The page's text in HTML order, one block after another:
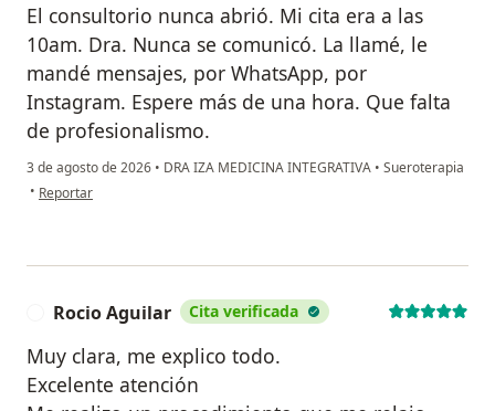
El consultorio nunca abrió. Mi cita era a las
10am. Dra. Nunca se comunicó. La llamé, le
mandé mensajes, por WhatsApp, por
Instagram. Espere más de una hora. Que falta
de profesionalismo.
3 de agosto de 2026 • DRA IZA MEDICINA INTEGRATIVA • Sueroterapia
• en opinión del usuario VB
Reportar
Rocio Aguilar Cita verificada
Muy clara, me explico todo.
Excelente atención